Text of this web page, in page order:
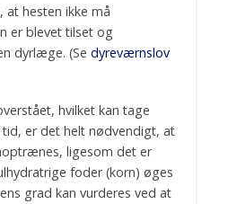
at hesten ikke må
er blevet tilset og
dyrlæge. (Se dyreværnslov
hvilket kan tage
er det helt nødvendigt, at
ligesom det er
foder (korn) øges
grad kan vurderes ved at